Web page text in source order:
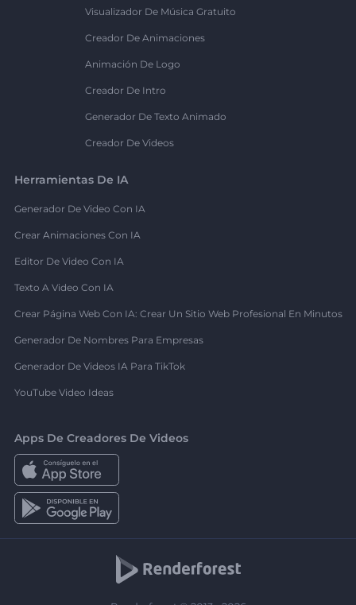
Visualizador De Música Gratuito
Creador De Animaciones
Animación De Logo
Creador De Intro
Generador De Texto Animado
Creador De Videos
Herramientas De IA
Generador De Video Con IA
Crear Animaciones Con IA
Editor De Video Con IA
Texto A Video Con IA
Crear Página Web Con IA: Crear Un Sitio Web Profesional En Minutos
Generador De Nombres Para Empresas
Generador De Videos IA Para TikTok
YouTube Video Ideas
Apps De Creadores De Videos